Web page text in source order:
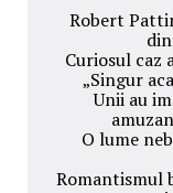
Robert
Curiosul caz
„Singur
Unii au
O lume
Romantismul